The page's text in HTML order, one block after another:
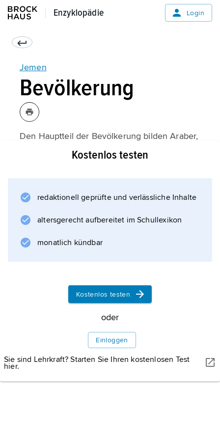
Enzyklopädie
Enzyklopädie Login
Jemen
Bevölkerung
Den Hauptteil der Bevölkerung bilden Araber,
die in der Küstenebene Tihama wie auch in
Wadi Hadramaut wiederum ist der malaiische
Einschlag unverkennbar; Inder und Somal
Kostenlos testen
redaktionell geprüfte und verlässliche Inhalte
altersgerecht aufbereitet im Schullexikon
monatlich kündbar
Kostenlos testen
oder
Einloggen
Sie sind Lehrkraft? Starten Sie Ihren kostenlosen Test
hier.